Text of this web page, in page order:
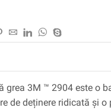
grea 3M ™ 2904 este o
de deținere ridicată și